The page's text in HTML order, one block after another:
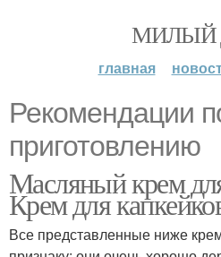
МИЛЫЙ
главная
Рекомендации
приготовлению
Масляный крем
Крем для
Все представленные ниже